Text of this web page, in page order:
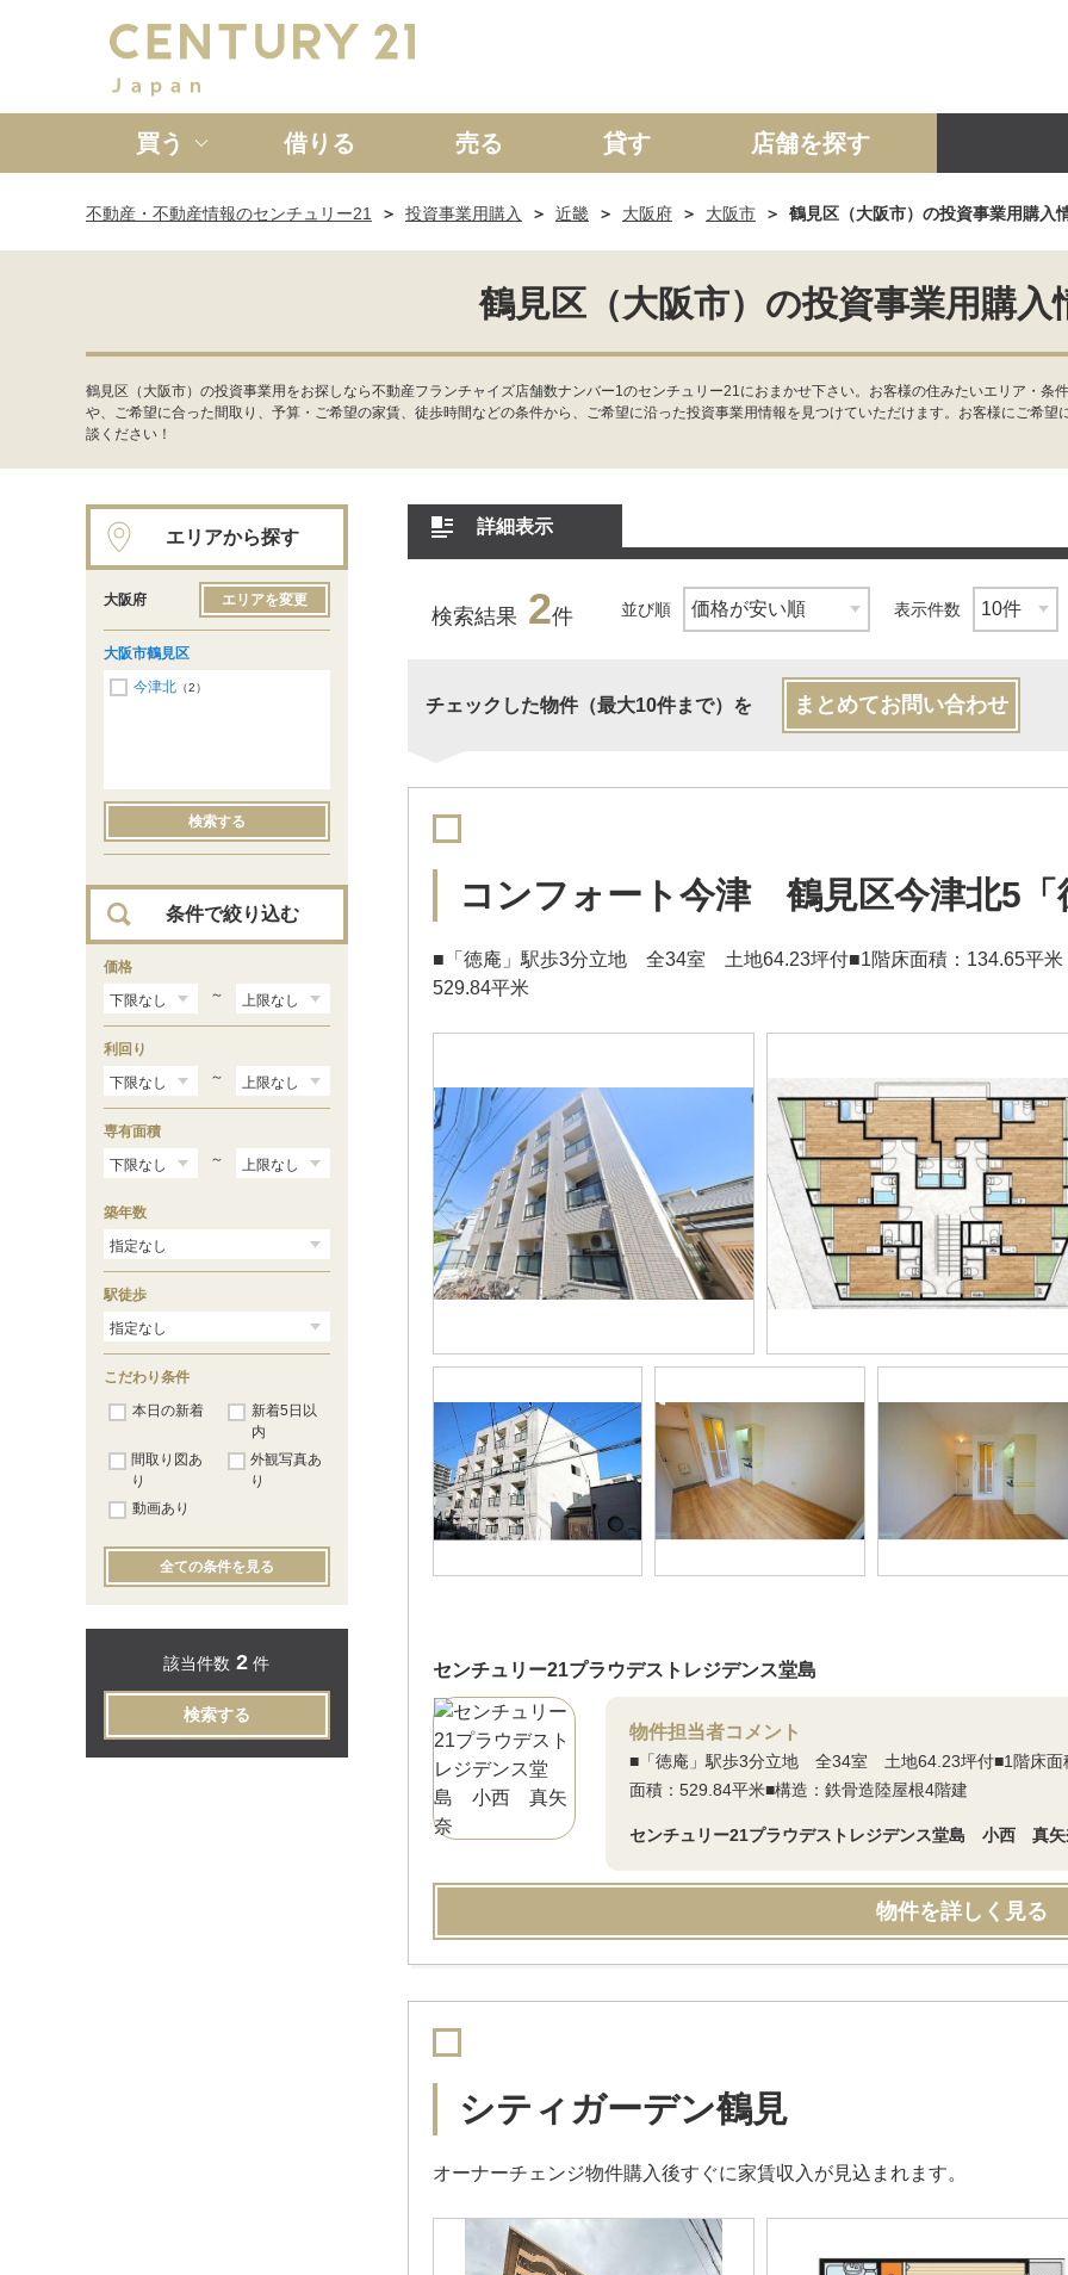
買う
新築一戸建て 中古一戸建て マンション 土地 事業投資用
借りる 売る 貸す 店舗を探す
不動産・不動産情報のセンチュリー21 投資事業用購入 近畿 大阪府 大阪市 鶴見区（大阪市）の投資事業用購入
鶴見区（大阪市）の投資事業用購入
鶴見区（大阪市）の投資事業用をお探しなら不動産フランチャイズ店舗数ナンバー1のセンチュリー21におまかせ下さい。お客様の住みたいエリア・
や、ご希望に合った間取り、予算・ご希望の家賃、徒歩時間などの条件から、ご希望に沿った投資事業用情報を見つけていただけます。お客様にご希
談ください！
詳細表示
検索結果 2件 並び順 表示件数
チェックした物件（最大10件まで）を まとめてお問い合わせ
コンフォート今津 鶴見区今津北5「
■「徳庵」駅歩3分立地 全34室 土地64.23坪付■1階床面積：134.65平
529.84平米
センチュリー21プラウデストレジデンス堂島
物件担当者コメント
■「徳庵」駅歩3分立地 全34室 土地64.23坪付■1階床
面積：529.84平米■構造：鉄骨造陸屋根4階建
センチュリー21プラウデストレジデンス堂島 小西 真矢
物件を詳しく見る
シティガーデン鶴見
オーナーチェンジ物件購入後すぐに家賃収入が見込まれます。
エリアから探す
大阪府 エリアを変更
大阪市鶴見区
今津北 （2）
検索する
条件で絞り込む
価格
～
利回り
～
専有面積
～
築年数
駅徒歩
こだわり条件
本日の新着
新着5日以
内
間取り図あ
り
外観写真あ
り
動画あり
全ての条件を見る
該当件数 2 件
検索する